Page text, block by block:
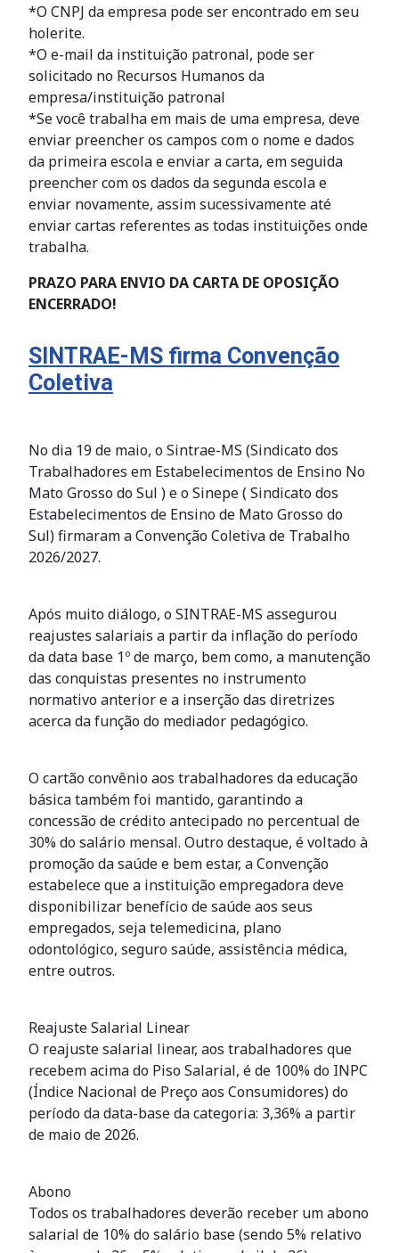
*O CNPJ da empresa pode ser encontrado em seu
holerite.
*O e-mail da instituição patronal, pode ser
solicitado no Recursos Humanos da
empresa/instituição patronal
*Se você trabalha em mais de uma empresa, deve
enviar preencher os campos com o nome e dados
da primeira escola e enviar a carta, em seguida
preencher com os dados da segunda escola e
enviar novamente, assim sucessivamente até
enviar cartas referentes as todas instituições onde
trabalha.
PRAZO PARA ENVIO DA CARTA DE OPOSIÇÃO
ENCERRADO!
SINTRAE-MS firma Convenção
Coletiva
No dia 19 de maio, o Sintrae-MS (Sindicato dos
Trabalhadores em Estabelecimentos de Ensino No
Mato Grosso do Sul ) e o Sinepe ( Sindicato dos
Estabelecimentos de Ensino de Mato Grosso do
Sul) firmaram a Convenção Coletiva de Trabalho
2026/2027.
Após muito diálogo, o SINTRAE-MS assegurou
reajustes salariais a partir da inflação do período
da data base 1º de março, bem como, a manutenção
das conquistas presentes no instrumento
normativo anterior e a inserção das diretrizes
acerca da função do mediador pedagógico.
O cartão convênio aos trabalhadores da educação
básica também foi mantido, garantindo a
concessão de crédito antecipado no percentual de
30% do salário mensal. Outro destaque, é voltado à
promoção da saúde e bem estar, a Convenção
estabelece que a instituição empregadora deve
disponibilizar benefício de saúde aos seus
empregados, seja telemedicina, plano
odontológico, seguro saúde, assistência médica,
entre outros.
Reajuste Salarial Linear
O reajuste salarial linear, aos trabalhadores que
recebem acima do Piso Salarial, é de 100% do INPC
(Índice Nacional de Preço aos Consumidores) do
período da data-base da categoria: 3,36% a partir
de maio de 2026.
Abono
Todos os trabalhadores deverão receber um abono
salarial de 10% do salário base (sendo 5% relativo